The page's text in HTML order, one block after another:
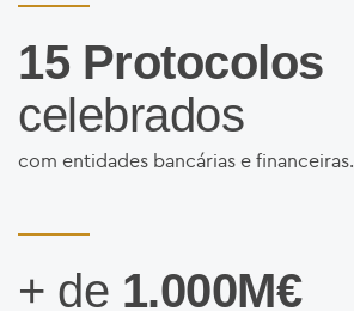
15 Protocolos
celebrados
com entidades bancárias e financeiras.
+ de 1.000M€